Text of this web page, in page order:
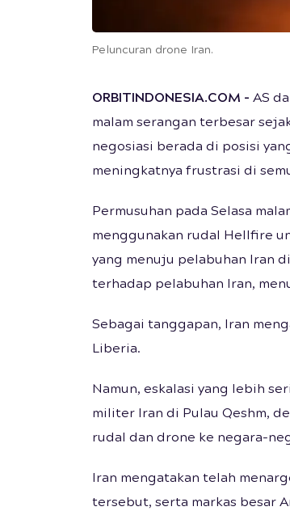
Peluncuran drone Iran.
ORBITINDONESIA.COM - AS
malam serangan terbesar
negosiasi berada di posisi
meningkatnya frustrasi di
Permusuhan pada Selasa
menggunakan rudal Hellfire
yang menuju pelabuhan Iran
terhadap pelabuhan Iran,
Sebagai tanggapan, Iran
Liberia.
Namun, eskalasi yang lebih
militer Iran di Pulau Qeshm,
rudal dan drone ke negara-
Iran mengatakan telah
tersebut, serta markas besar